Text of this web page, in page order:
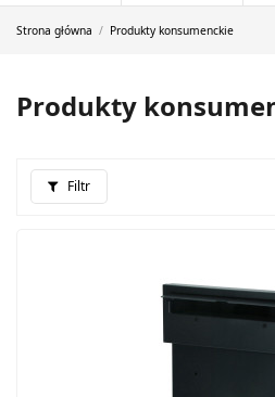
Strona główna Produkty konsumenckie
Produkty
Filtr